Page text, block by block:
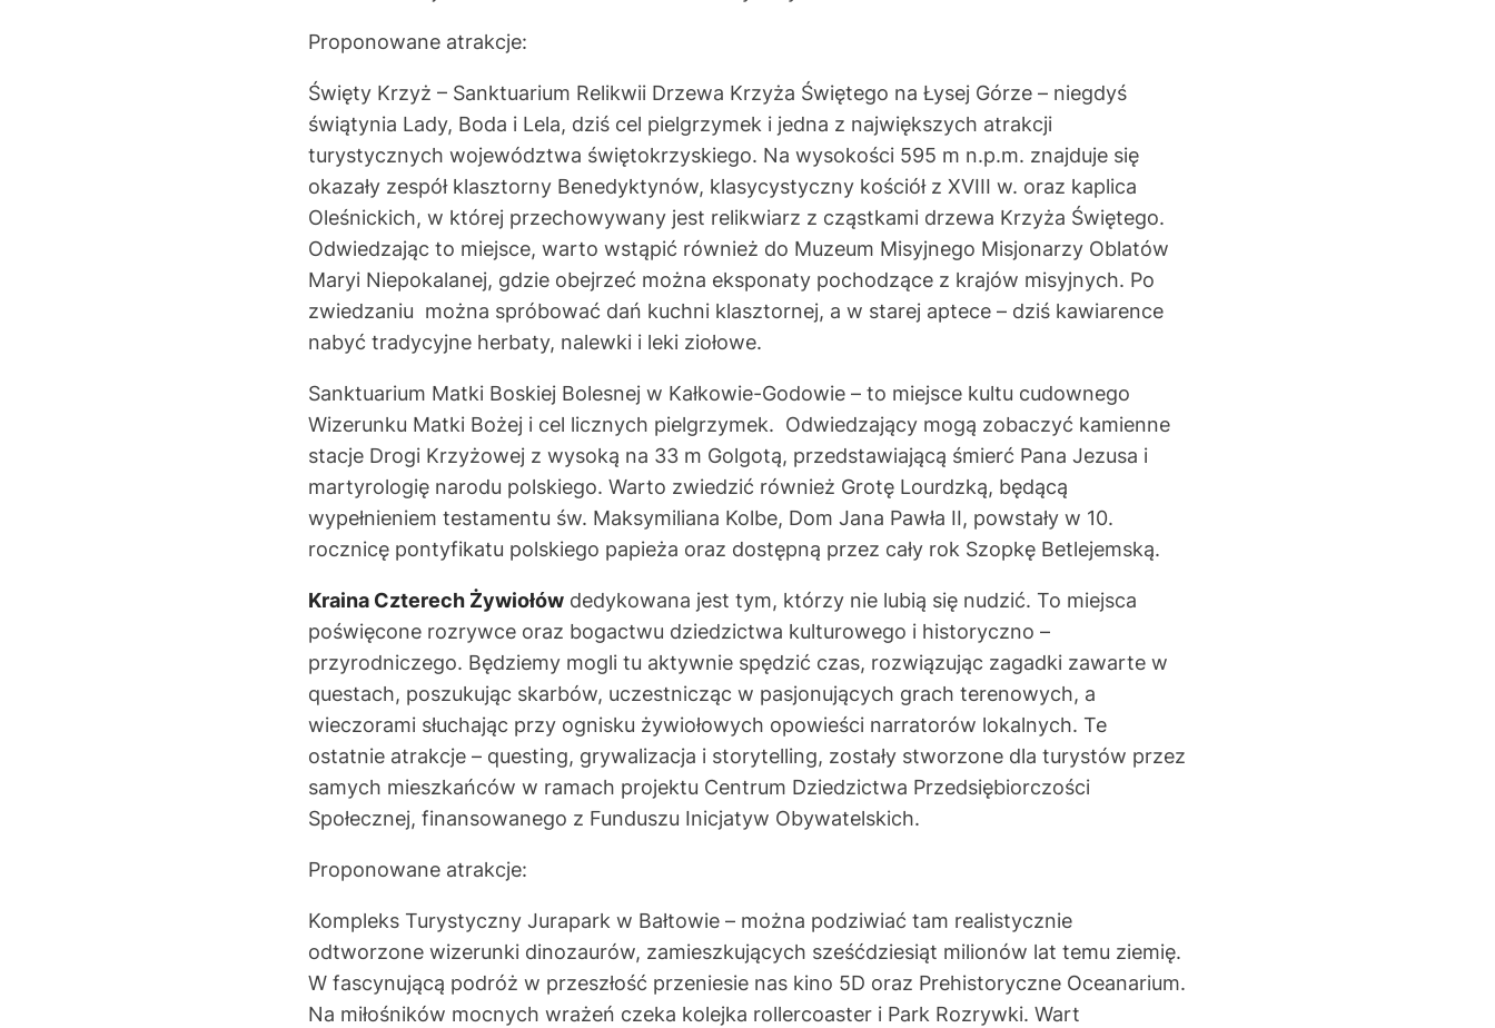
Proponowane atrakcje:
Święty Krzyż – Sanktuarium Relikwii Drzewa Krzyża Świętego na Łysej Górze – niegdyś
świątynia Lady, Boda i Lela, dziś cel pielgrzymek i jedna z największych atrakcji
turystycznych województwa świętokrzyskiego. Na wysokości 595 m n.p.m. znajduje się
okazały zespół klasztorny Benedyktynów, klasycystyczny kościół z XVIII w. oraz kaplica
Oleśnickich, w której przechowywany jest relikwiarz z cząstkami drzewa Krzyża Świętego.
Odwiedzając to miejsce, warto wstąpić również do Muzeum Misyjnego Misjonarzy Oblatów
Maryi Niepokalanej, gdzie obejrzeć można eksponaty pochodzące z krajów misyjnych. Po
zwiedzaniu można spróbować dań kuchni klasztornej, a w starej aptece – dziś kawiarence
nabyć tradycyjne herbaty, nalewki i leki ziołowe.
Sanktuarium Matki Boskiej Bolesnej w Kałkowie-Godowie – to miejsce kultu cudownego
Wizerunku Matki Bożej i cel licznych pielgrzymek. Odwiedzający mogą zobaczyć kamienne
stacje Drogi Krzyżowej z wysoką na 33 m Golgotą, przedstawiającą śmierć Pana Jezusa i
martyrologię narodu polskiego. Warto zwiedzić również Grotę Lourdzką, będącą
wypełnieniem testamentu św. Maksymiliana Kolbe, Dom Jana Pawła II, powstały w 10.
rocznicę pontyfikatu polskiego papieża oraz dostępną przez cały rok Szopkę Betlejemską.
Kraina Czterech Żywiołów dedykowana jest tym, którzy nie lubią się nudzić. To miejsca
poświęcone rozrywce oraz bogactwu dziedzictwa kulturowego i historyczno –
przyrodniczego. Będziemy mogli tu aktywnie spędzić czas, rozwiązując zagadki zawarte w
questach, poszukując skarbów, uczestnicząc w pasjonujących grach terenowych, a
wieczorami słuchając przy ognisku żywiołowych opowieści narratorów lokalnych. Te
ostatnie atrakcje – questing, grywalizacja i storytelling, zostały stworzone dla turystów przez
samych mieszkańców w ramach projektu Centrum Dziedzictwa Przedsiębiorczości
Społecznej, finansowanego z Funduszu Inicjatyw Obywatelskich.
Proponowane atrakcje:
Kompleks Turystyczny Jurapark w Bałtowie – można podziwiać tam realistycznie
odtworzone wizerunki dinozaurów, zamieszkujących sześćdziesiąt milionów lat temu ziemię.
W fascynującą podróż w przeszłość przeniesie nas kino 5D oraz Prehistoryczne Oceanarium.
Na miłośników mocnych wrażeń czeka kolejka rollercoaster i Park Rozrywki. Wart